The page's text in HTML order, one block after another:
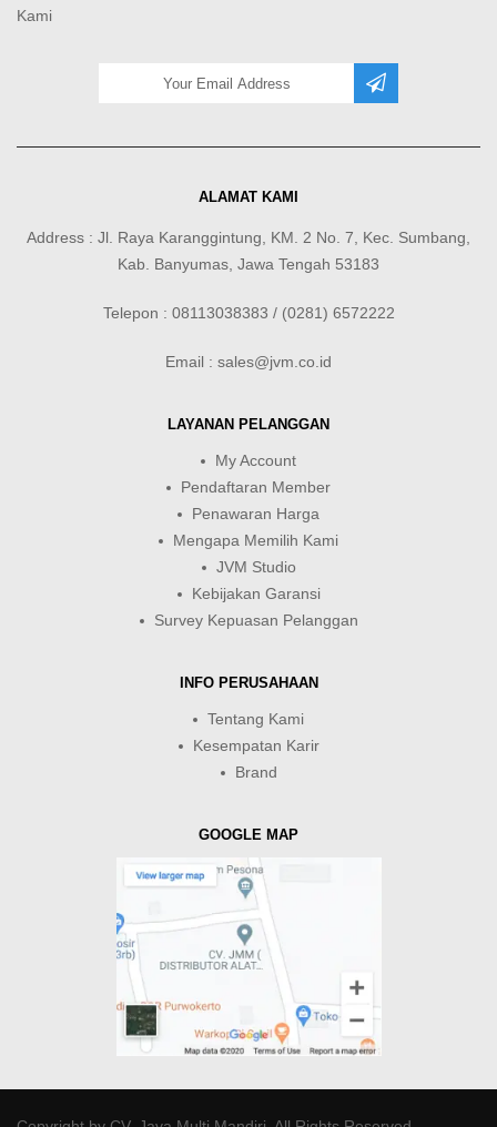
Kami
ALAMAT KAMI
Address : Jl. Raya Karanggintung, KM. 2 No. 7, Kec. Sumbang,
Kab. Banyumas, Jawa Tengah 53183
Telepon : 08113038383 / (0281) 6572222
Email : sales@jvm.co.id
LAYANAN PELANGGAN
My Account
Pendaftaran Member
Penawaran Harga
Mengapa Memilih Kami
JVM Studio
Kebijakan Garansi
Survey Kepuasan Pelanggan
INFO PERUSAHAAN
Tentang Kami
Kesempatan Karir
Brand
GOOGLE MAP